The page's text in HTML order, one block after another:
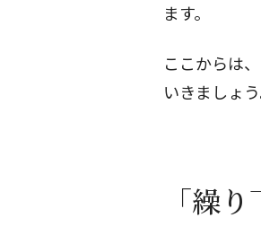
ます。
ここからは
いきましょう
「繰